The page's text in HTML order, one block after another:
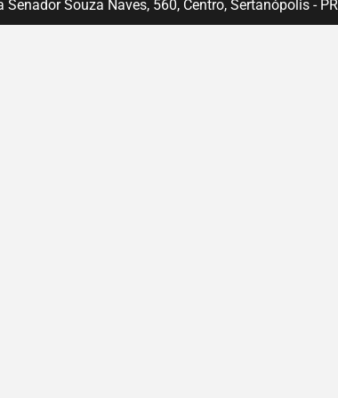
Senador Souza Naves, 560, Centro, Sertanópolis - PR